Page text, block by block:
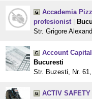
Accademia
profesionist
Str. Grigore
Account
Bucuresti
Str. Buzesti, Nr.
ACTIV SAFETY